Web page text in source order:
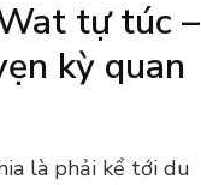
tự túc –
kỳ quan
là phải kể tới du